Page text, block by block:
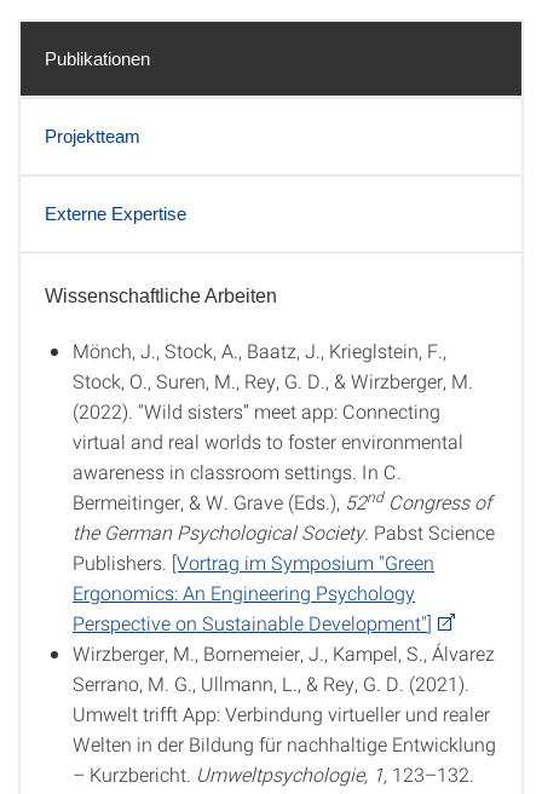
Publikationen
Projektteam
Externe Expertise
Wissenschaftliche Arbeiten
Mönch, J., Stock, A., Baatz, J., Krieglstein, F.,
Stock, O., Suren, M., Rey, G. D., & Wirzberger, M.
(2022). “Wild sisters” meet app: Connecting
virtual and real worlds to foster environmental
awareness in classroom settings. In C.
Bermeitinger, & W. Grave (Eds.), 52ndCongress of
the German Psychological Society. Pabst Science
Publishers. [Vortrag im Symposium "Green
Ergonomics: An Engineering Psychology
Perspective on Sustainable Development"]
Wirzberger, M., Bornemeier, J., Kampel, S., Álvarez
Serrano, M. G., Ullmann, L., & Rey, G. D. (2021).
Umwelt trifft App: Verbindung virtueller und realer
Welten in der Bildung für nachhaltige Entwicklung
– Kurzbericht. Umweltpsychologie, 1, 123–132.